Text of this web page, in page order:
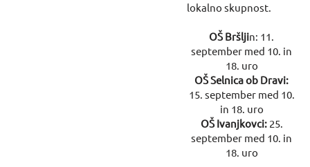
lokalno skupnost.
OŠ Bršljin: 11.
september med 10. in
18. uro
OŠ Selnica ob Dravi:
15. september med 10.
in 18. uro
OŠ Ivanjkovci:25.
september med 10. in
18. uro